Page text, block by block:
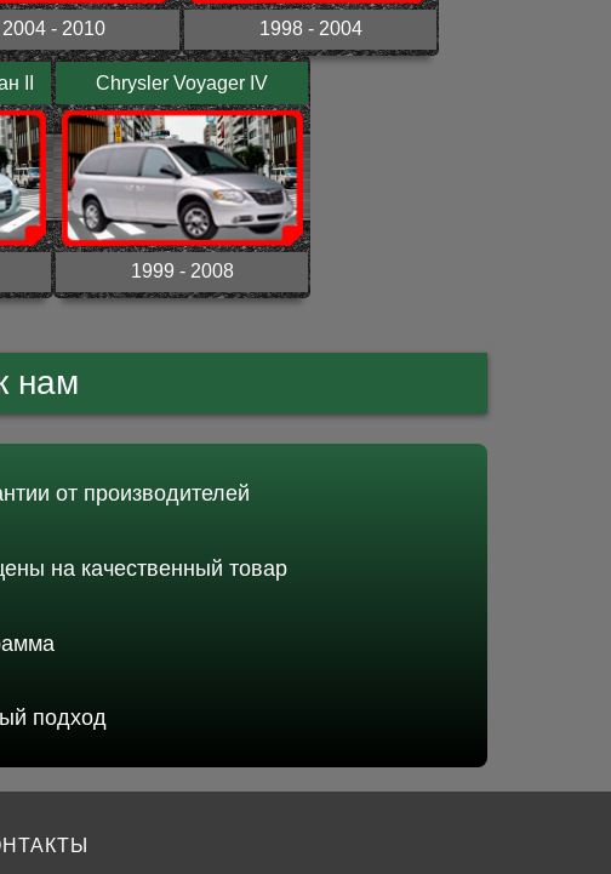
2004 - 2010 1998 - 2004
II Chrysler Voyager IV
1999 - 2008
нам
от производителей
на качественный товар
подход